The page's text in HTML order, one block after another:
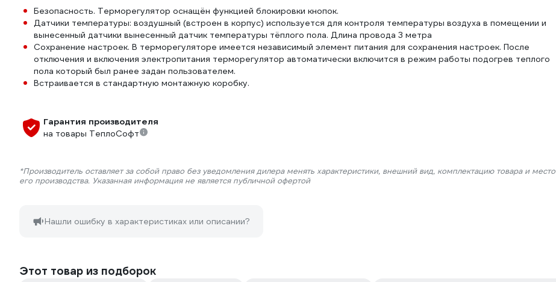
Безопасность. Терморегулятор оснащён функцией блокировки кнопок.
Датчики температуры: воздушный (встроен в корпус) используется для контроля температуры воздуха в помещении и
вынесенный датчики вынесенный датчик температуры тёплого пола. Длина провода 3 метра
Сохранение настроек. В терморегуляторе имеется независимый элемент питания для сохранения настроек. После
отключения и включения электропитания терморегулятор автоматически включится в режим работы подогрев теплого
пола который был ранее задан пользователем.
Встраивается в стандартную монтажную коробку.
Гарантия производителя
на товары ТеплоСофт
*Производитель оставляет за собой право без уведомления дилера менять характеристики, внешний вид, комплектацию товара и место
его производства. Указанная информация не является публичной офертой
Нашли ошибку в характеристиках или описании?
Этот товар из подборок